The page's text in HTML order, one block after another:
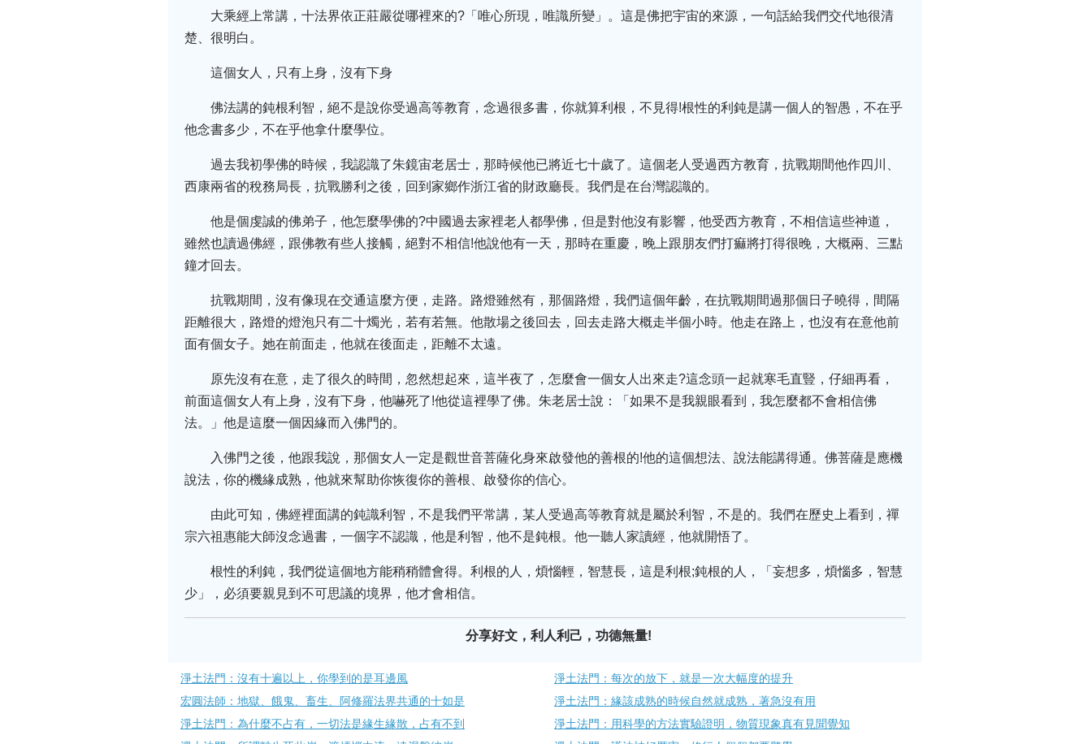
大乘經上常講，十法界依正莊嚴從哪裡來的?「唯心所現，唯識所變」。這是佛把宇宙的來源，一句話給我們交代地很清
楚、很明白。
這個女人，只有上身，沒有下身
佛法講的鈍根利智，絕不是說你受過高等教育，念過很多書，你就算利根，不見得!根性的利鈍是講一個人的智愚，不在乎
他念書多少，不在乎他拿什麼學位。
過去我初學佛的時候，我認識了朱鏡宙老居士，那時候他已將近七十歲了。這個老人受過西方教育，抗戰期間他作四川、
西康兩省的稅務局長，抗戰勝利之後，回到家鄉作浙江省的財政廳長。我們是在台灣認識的。
他是個虔誠的佛弟子，他怎麼學佛的?中國過去家裡老人都學佛，但是對他沒有影響，他受西方教育，不相信這些神道，
雖然也讀過佛經，跟佛教有些人接觸，絕對不相信!他說他有一天，那時在重慶，晚上跟朋友們打痲將打得很晚，大概兩、三點
鐘才回去。
抗戰期間，沒有像現在交通這麼方便，走路。路燈雖然有，那個路燈，我們這個年齡，在抗戰期間過那個日子曉得，間隔
距離很大，路燈的燈泡只有二十燭光，若有若無。他散場之後回去，回去走路大概走半個小時。他走在路上，也沒有在意他前
面有個女子。她在前面走，他就在後面走，距離不太遠。
原先沒有在意，走了很久的時間，忽然想起來，這半夜了，怎麼會一個女人出來走?這念頭一起就寒毛直豎，仔細再看，
前面這個女人有上身，沒有下身，他嚇死了!他從這裡學了佛。朱老居士說：「如果不是我親眼看到，我怎麼都不會相信佛
法。」他是這麼一個因緣而入佛門的。
入佛門之後，他跟我說，那個女人一定是觀世音菩薩化身來啟發他的善根的!他的這個想法、說法能講得通。佛菩薩是應機
說法，你的機緣成熟，他就來幫助你恢復你的善根、啟發你的信心。
由此可知，佛經裡面講的鈍識利智，不是我們平常講，某人受過高等教育就是屬於利智，不是的。我們在歷史上看到，禪
宗六祖惠能大師沒念過書，一個字不認識，他是利智，他不是鈍根。他一聽人家讀經，他就開悟了。
根性的利鈍，我們從這個地方能稍稍體會得。利根的人，煩惱輕，智慧長，這是利根;鈍根的人，「妄想多，煩惱多，智慧
少」，必須要親見到不可思議的境界，他才會相信。
分享好文，利人利己，功德無量!
淨土法門：沒有十遍以上，你學到的是耳邊風
淨土法門：每次的放下，就是一次大幅度的提升
宏圓法師：地獄、餓鬼、畜生、阿修羅法界共通的十如是
淨土法門：緣該成熟的時候自然就成熟，著急沒有用
淨土法門：為什麼不占有，一切法是緣生緣散，占有不到
淨土法門：用科學的方法實驗證明，物質現象真有見聞覺知